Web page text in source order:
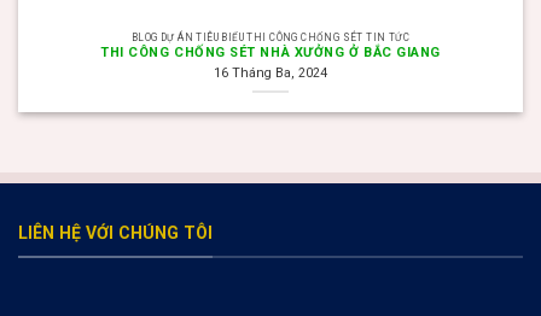
BLOG DỰ ÁN TIÊU BIỂU THI CÔNG CHỐNG SÉT TIN TỨC
THI CÔNG CHỐNG SÉT NHÀ XƯỞNG Ở BẮC GIANG
16 Tháng Ba, 2024
valor bet
Раскрутка и Продвижение Онлайн Казино
valor casino Argentina
LIÊN HỆ VỚI CHÚNG TÔI